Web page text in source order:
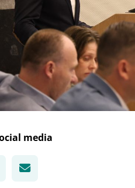
media
opent in nieuw
LinkedIn, opent in nieuw
via WhatsApp, opent
Deel via Mail, opent